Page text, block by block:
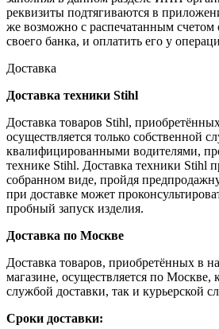
реквизиты подтягиваются в
же возможно с распечатанным счетом
своего банка, и оплатить его у
Доставка
Доставка техники Stihl
Доставка товаров Stihl,
осуществляется только собственной
квалифицированными водителями,
технике Stihl. Доставка техники Stihl
собранном виде, пройдя
при доставке может
пробный запуск изделия.
Доставка по Москве
Доставка товаров, приобретённых в
магазине, осуществляется по Москве,
службой доставки, так и курьерской
Сроки доставки: